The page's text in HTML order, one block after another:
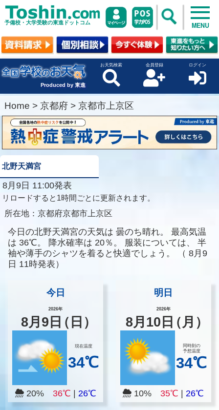
予備校・大学受験の東進ドットコム MENU
Produced by 東進
お天気検索 会員登録 ログイン
Home > 京都府 > 京都市上京区
北野天満宮
8月9日 11:00発表
リロードすると1時間ごとに更新されます。
所在地： 京都府京都市上京区
今日の北野天満宮の天気は 曇のち晴れ。
最高気温
は 36℃。 降水確率は 20％。 服装については、
半
袖や薄手のシャツを着ると快適でしょう。
（ 8月9
日 11時発表）
今日
2026年
8月 9 日（日）
現在温度
34℃
20% 36℃ 26℃
明日
2026年
8月 10 日（月）
同時刻の
予想温度
34℃
10% 35℃ |26℃